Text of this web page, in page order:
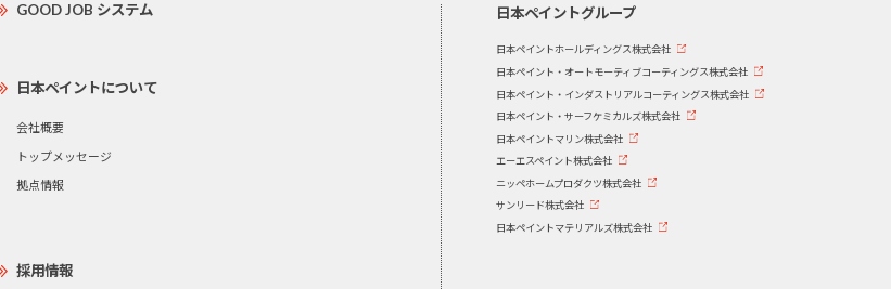
GOOD JOB システム
日本ペイントについて
会社概要
トップメッセージ
拠点情報
採用情報
日本ペイントグループ
日本ペイントホールディングス株式会社
日本ペイント・オートモーティブコーティングス株式会社
日本ペイント・インダストリアルコーティングス株式会社
日本ペイント・サーフケミカルズ株式会社
日本ペイントマリン株式会社
エーエスペイント株式会社
ニッペホームプロダクツ株式会社
サンリード株式会社
日本ペイントマテリアルズ株式会社